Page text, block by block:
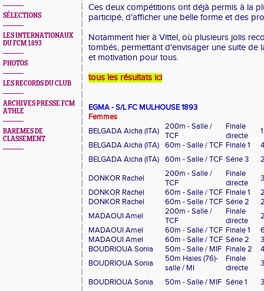
SÉLECTIONS
LES INTERNATIONAUX
DU FCM 1893
PHOTOS
LES RECORDS DU CLUB
ARCHIVES PRESSE FCM
ATHLE
BAREMES DE
CLASSEMENT
Ces deux compétitions ont déjà permis à la
participé, d'afficher une belle forme et des
Notamment hier à Vittel, où plusieurs jolis
tombés, permettant d'envisager une suite de
et motivation pour tous.
tous les résultats ici
EGMA - S/L FC MULHOUSE 1893
Femmes
BELGADA Aicha (ITA)
200m - Salle /
TCF
Finale
directe
1
BELGADA Aicha (ITA)
60m - Salle / TCF Finale 1
4
BELGADA Aicha (ITA)
60m - Salle / TCF Série 3
DONKOR Rachel
200m - Salle /
TCF
Finale
directe
3
DONKOR Rachel
60m - Salle / TCF Finale 1
DONKOR Rachel
60m - Salle / TCF Série 2
MADAOUI Amel
200m - Salle /
TCF
Finale
directe
MADAOUI Amel
60m - Salle / TCF Finale 1
MADAOUI Amel
60m - Salle / TCF Série 2
3
BOUDRIOUA Sonia
50m - Salle / MIF Finale 2
4
BOUDRIOUA Sonia
50m Haies (76)-
salle / MI
Finale
directe
3
BOUDRIOUA Sonia
50m - Salle / MIF Série 1
3